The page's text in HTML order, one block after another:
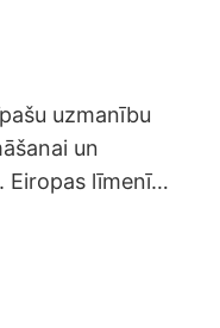
uzmanību
un
Eiropas līmenī…